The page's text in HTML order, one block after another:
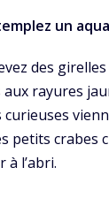
un
des
aux rayures
curieuses
petits crabes
l’abri.